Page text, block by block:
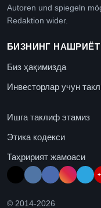
Autoren und spiegeln
Redaktion wider.
БИЗНИНГ НАШРИЁТ
Биз ҳақимизда
Инвесторлар учун
Ишга таклиф этамиз
Этика кодекси
Таҳририят жамоаси
© 2014-2026